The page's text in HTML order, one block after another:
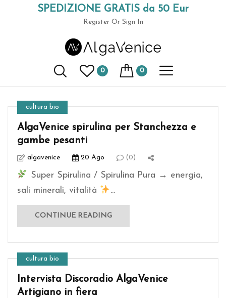
SPEDIZIONE GRATIS da 50 Eur
Register Or Sign In
(+39) 049 9789591
0 0
AlgaVenice Magazine
cultura bio
AlgaVenice spirulina per Stanchezza e
gambe pesanti
algavenice 20 Ago (0)
Super Spirulina / Spirulina Pura → energia,
sali minerali, vitalità
...
CONTINUE READING
cultura bio
Intervista Discoradio AlgaVenice
Artigiano in fiera